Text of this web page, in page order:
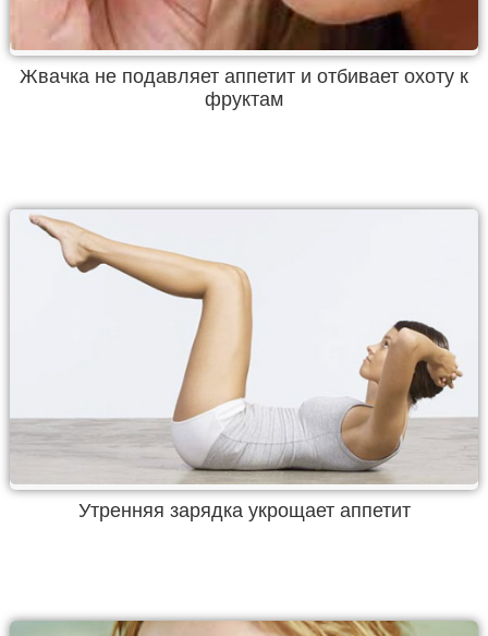
Жвачка не подавляет аппетит и отбивает охоту к
фруктам
Утренняя зарядка укрощает аппетит